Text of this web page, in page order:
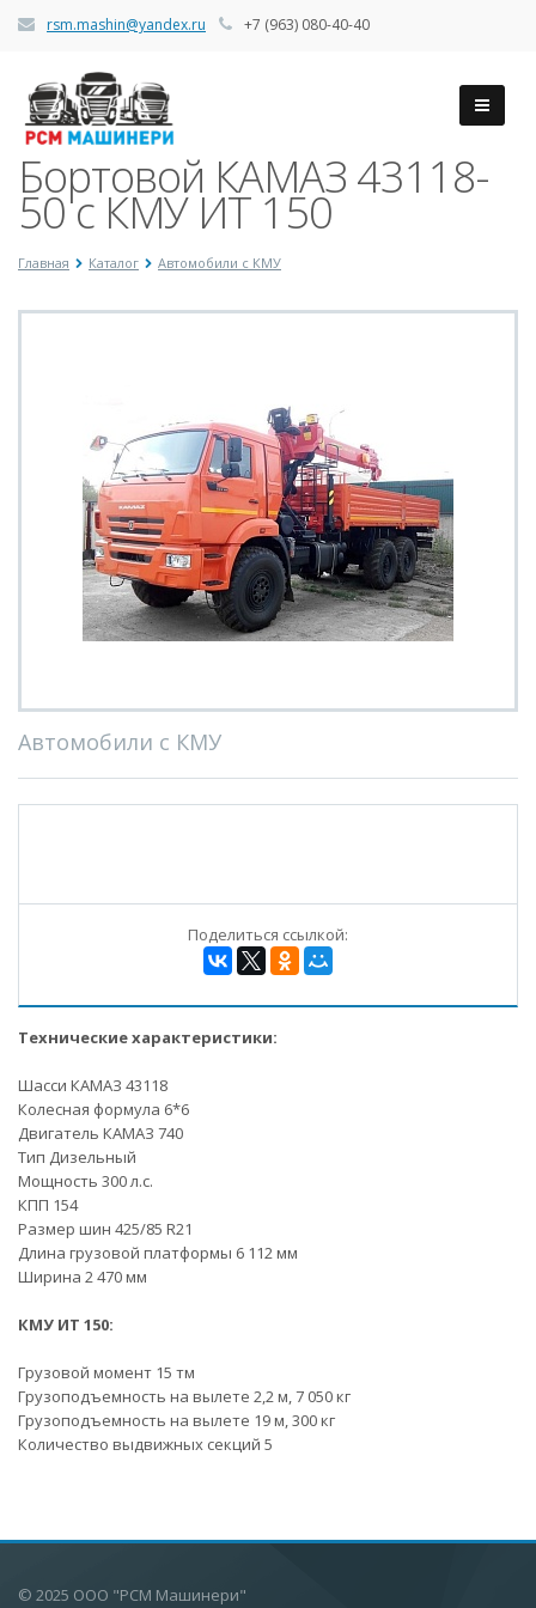
rsm.mashin@yandex.ru +7 (963) 080-40-40
Бортовой КАМАЗ 43118-
50 с КМУ ИТ 150
Главная Каталог Автомобили с КМУ
Автомобили с КМУ
Поделиться ссылкой:
Технические характеристики:
Шасси КАМАЗ 43118
Колесная формула 6*6
Двигатель КАМАЗ 740
Тип Дизельный
Мощность 300 л.с.
КПП 154
Размер шин 425/85 R21
Длина грузовой платформы 6 112 мм
Ширина 2 470 мм
КМУ ИТ 150:
Грузовой момент 15 тм
Грузоподъемность на вылете 2,2 м, 7 050 кг
Грузоподъемность на вылете 19 м, 300 кг
Количество выдвижных секций 5
© 2025 ООО "РСМ Машинери"